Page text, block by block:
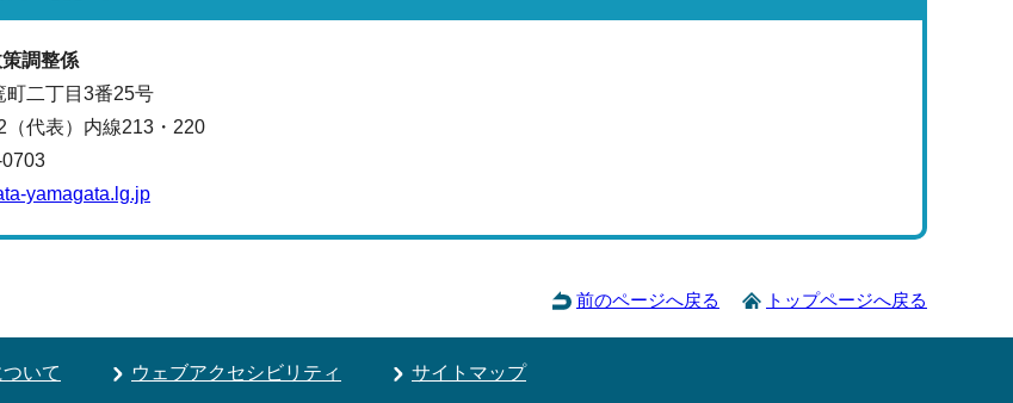
調整係
二丁目3番25号
代表） 内線213・220
yamagata.lg.jp
前のページへ戻る トップページへ戻る
いて ウェブアクセシビリティ サイトマップ